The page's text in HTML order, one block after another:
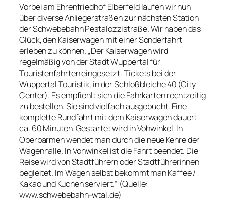
Vorbei am Ehrenfriedhof Elberfeld laufen wir nun
über diverse Anliegerstraßen zur nächsten Station
der Schwebebahn Pestalozzistraße. Wir haben das
Glück, den Kaiserwagen mit einer Sonderfahrt
erleben zu können. „Der Kaiserwagen wird
regelmäßig von der Stadt Wuppertal für
Touristenfahrten eingesetzt. Tickets bei der
Wuppertal Touristik, in der Schloßbleiche 40 (City
Center). Es empfiehlt sich die Fahrkarten rechtzeitig
zu bestellen. Sie sind vielfach ausgebucht. Eine
komplette Rundfahrt mit dem Kaiserwagen dauert
ca. 60 Minuten. Gestartet wird in Vohwinkel. In
Oberbarmen wendet man durch die neue Kehre der
Wagenhalle. In Vohwinkel ist die Fahrt beendet. Die
Reise wird von Stadtführern oder Stadtführerinnen
begleitet. Im Wagen selbst bekommt man Kaffee /
Kakao und Kuchen serviert.“ (Quelle:
www.schwebebahn-wtal.de)